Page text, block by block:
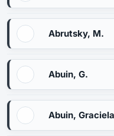
Abrutsky, M.
Abuin, G.
Abuin,